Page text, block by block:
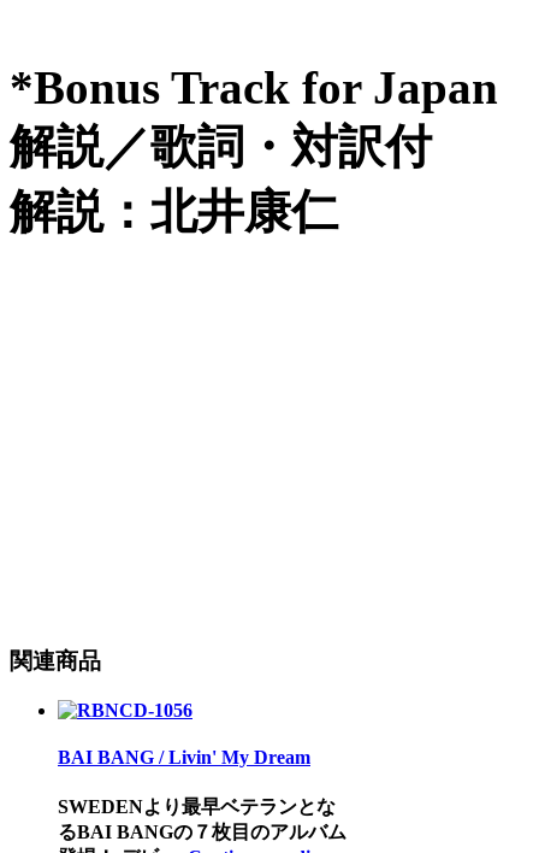
*Bonus Track for Japan
解説／歌詞・対訳付
解説：北井康仁
関連商品
BAI BANG / Livin' My Dream
SWEDENより最早ベテランとな
るBAI BANGの７枚目のアルバム